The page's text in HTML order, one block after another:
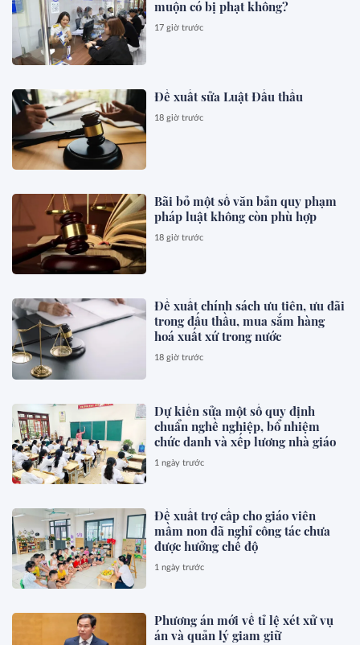
muộn có bị phạt không?
17 giờ trước
Đề xuất sửa Luật Đấu thầu
18 giờ trước
Bãi bỏ một số văn bản quy phạm
pháp luật không còn phù hợp
18 giờ trước
Đề xuất chính sách ưu tiên, ưu đãi
trong đấu thầu, mua sắm hàng
hoá xuất xứ trong nước
18 giờ trước
Dự kiến sửa một số quy định
chuẩn nghề nghiệp, bổ nhiệm
chức danh và xếp lương nhà giáo
1 ngày trước
Đề xuất trợ cấp cho giáo viên
mầm non đã nghỉ công tác chưa
được hưởng chế độ
1 ngày trước
Phương án mới về tỉ lệ xét xử vụ
án và quản lý giam giữ